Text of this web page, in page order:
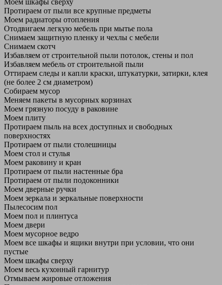
Моем шкафы сверху
Протираем от пыли все крупные предметы
Моем радиаторы отопления
Отодвигаем легкую мебель при мытье пола
Снимаем защитную пленку и чехлы с мебели
Снимаем скотч
Избавляем от строительной пыли потолок, стены и пол
Избавляем мебель от строительной пыли
Оттираем следы и капли краски, штукатурки, затирки, клея
(не более 2 см диаметром)
Собираем мусор
Меняем пакеты в мусорных корзинах
Моем грязную посуду в раковине
Моем плиту
Протираем пыль на всех доступных и свободных
поверхностях
Протираем от пыли столешницы
Моем стол и стулья
Моем раковину и кран
Протираем от пыли настенные бра
Протираем от пыли подоконники
Моем дверные ручки
Моем зеркала и зеркальные поверхности
Пылесосим пол
Моем пол и плинтуса
Моем двери
Моем мусорное ведро
Моем все шкафы и ящики внутри при условии, что они
пустые
Моем шкафы сверху
Моем весь кухонный гарнитур
Отмываем жировые отложения